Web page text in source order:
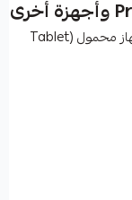
الميزةPropos Sonix Core i5جهاز كاشير تقليديجهاز محمول (Tablet